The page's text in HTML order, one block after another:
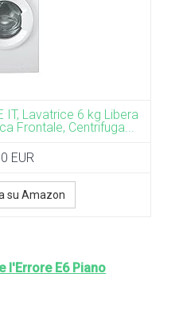
IT, Lavatrice 6 kg Libera
Frontale, Centrifuga...
EUR
su Amazon
l'Errore E6 Piano